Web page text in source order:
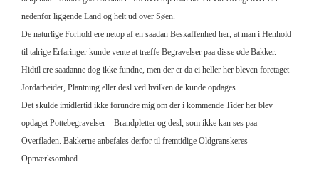
nedenfor liggende Land og helt ud over Søen.
De naturlige Forhold ere netop af en saadan Beskaffenhed her, at man i Henhold
til talrige Erfaringer kunde vente at træffe Begravelser paa disse øde Bakker.
Hidtil ere saadanne dog ikke fundne, men der er da ei heller her bleven foretaget
Jordarbeider, Plantning eller desl ved hvilken de kunde opdages.
Det skulde imidlertid ikke forundre mig om der i kommende Tider her blev
opdaget Pottebegravelser – Brandpletter og desl, som ikke kan ses paa
Overfladen. Bakkerne anbefales derfor til fremtidige Oldgranskeres
Opmærksomhed.